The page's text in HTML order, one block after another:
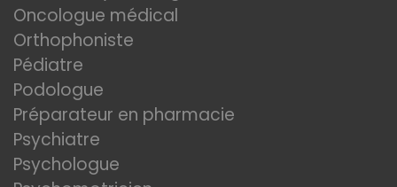
Oncologue médical
Orthophoniste
Pédiatre
Podologue
Préparateur en pharmacie
Psychiatre
Psychologue